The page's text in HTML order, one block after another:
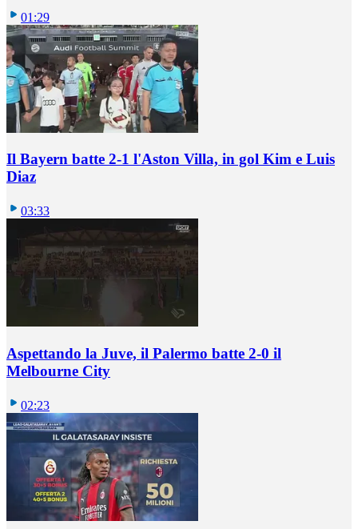
01:29
Il Bayern batte 2-1 l'Aston Villa, in gol Kim e Luis
Diaz
03:33
Aspettando la Juve, il Palermo batte 2-0 il
Melbourne City
02:23